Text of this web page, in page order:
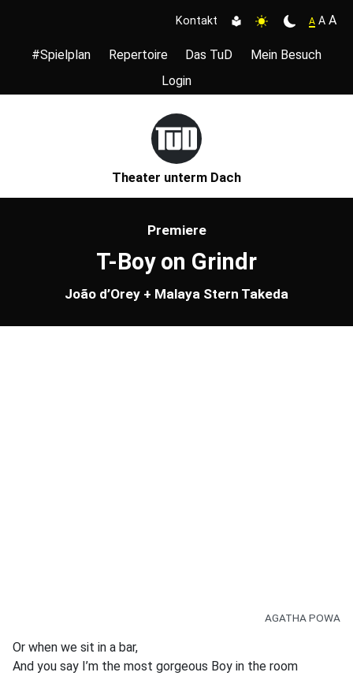
Kontakt A A A
#Spielplan Repertoire Das TuD
Mein Besuch
Login
Theater unterm Dach
Premiere
T-Boy on Grindr
João d’Orey + Malaya Stern Takeda
AGATHA POWA
Or when we sit in a bar,
And you say I’m the most gorgeous Boy in the room